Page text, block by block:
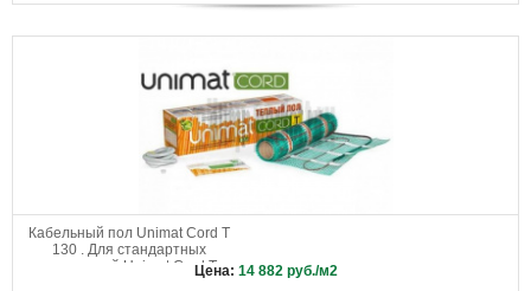
Кабельный пол Unimat Cord T
130 . Для стандартных
помещений Unimat Cord ТЦена: 14 882 руб./м2